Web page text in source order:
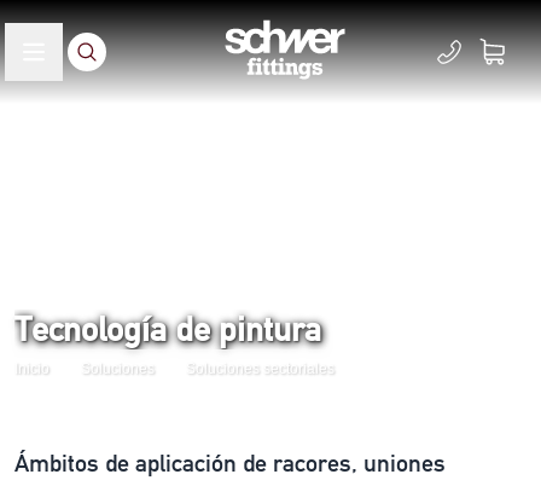
Tecnología de pintura
Inicio Soluciones Soluciones sectoriales
Ámbitos de aplicación de racores, uniones